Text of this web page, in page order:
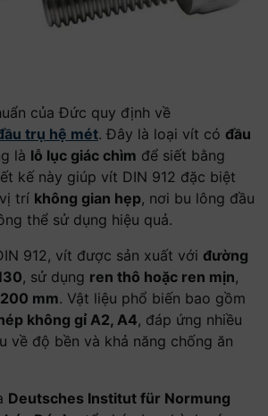
của Đức quy định về
trụ hệ mét. Đây là loại vít có đầu
là lỗ lục giác chìm để siết bằng
kế này giúp vít DIN 912 đặc biệt
trí không gian hẹp, nơi bu lông đầu
thể sử dụng hiệu quả.
912, vít được sản xuất với đường
, sử dụng ren thô hoặc ren mịn,
200 mm. Vật liệu phổ biến bao gồm
không gỉ A2, A4, đáp ứng nhiều
về độ bền và khả năng chống ăn
Deutsches Institut für Normung